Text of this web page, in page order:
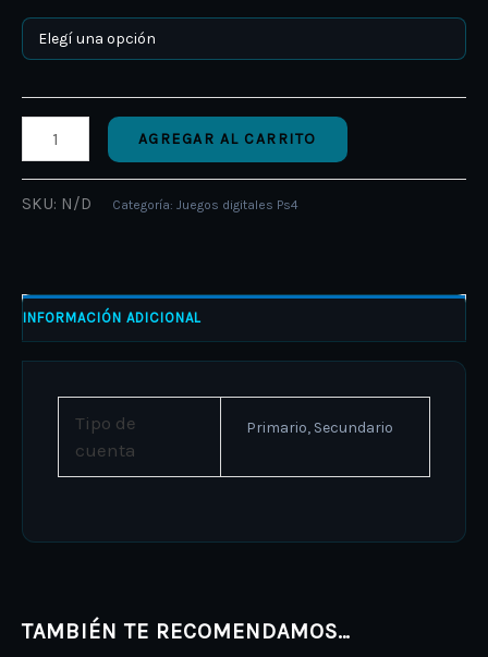
AGREGAR AL CARRITO
SKU: N/D Categoría: Juegos digitales Ps4
INFORMACIÓN ADICIONAL
Tipo de
cuenta
Primario, Secundario
TAMBIÉN TE RECOMENDAMOS…